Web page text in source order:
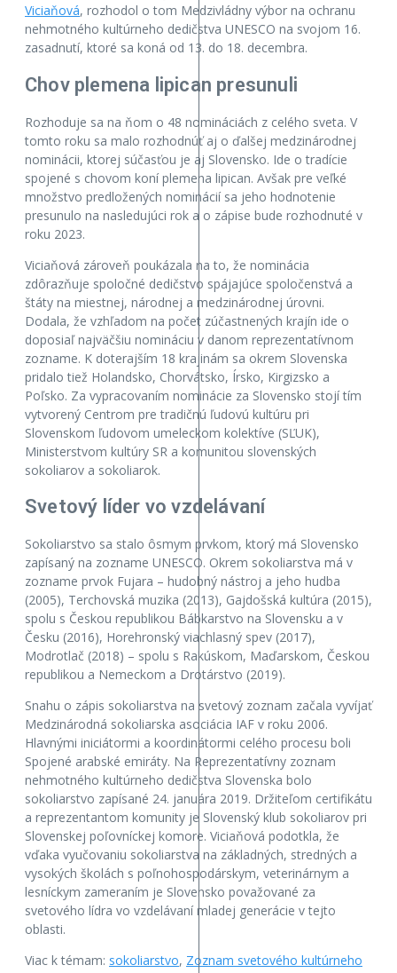
Viciaňová, rozhodol o tom Medzivládny výbor na ochranu
nehmotného kultúrneho dedičstva UNESCO na svojom 16.
zasadnutí, ktoré sa koná od 13. do 18. decembra.
Chov plemena lipican presunuli
Rozhoduje sa na ňom o 48 nomináciách z celého sveta. V
tomto roku sa malo rozhodnúť aj o ďalšej medzinárodnej
nominácii, ktorej súčasťou je aj Slovensko. Ide o tradície
spojené s chovom koní plemena lipican. Avšak pre veľké
množstvo predložených nominácií sa jeho hodnotenie
presunulo na nasledujúci rok a o zápise bude rozhodnuté v
roku 2023.
Viciaňová zároveň poukázala na to, že nominácia
zdôrazňuje spoločné dedičstvo spájajúce spoločenstvá a
štáty na miestnej, národnej a medzinárodnej úrovni.
Dodala, že vzhľadom na počet zúčastnených krajín ide o
doposiaľ najväčšiu nomináciu v danom reprezentatívnom
zozname. K doterajším 18 krajinám sa okrem Slovenska
pridalo tiež Holandsko, Chorvátsko, Írsko, Kirgizsko a
Poľsko. Za vypracovaním nominácie za Slovensko stojí tím
vytvorený Centrom pre tradičnú ľudovú kultúru pri
Slovenskom ľudovom umeleckom kolektíve (SĽUK),
Ministerstvom kultúry SR a komunitou slovenských
sokoliarov a sokoliarok.
Svetový líder vo vzdelávaní
Sokoliarstvo sa stalo ôsmym prvkom, ktorý má Slovensko
zapísaný na zozname UNESCO. Okrem sokoliarstva má v
zozname prvok Fujara – hudobný nástroj a jeho hudba
(2005), Terchovská muzika (2013), Gajdošská kultúra (2015),
spolu s Českou republikou Bábkarstvo na Slovensku a v
Česku (2016), Horehronský viachlasný spev (2017),
Modrotlač (2018) – spolu s Rakúskom, Maďarskom, Českou
republikou a Nemeckom a Drotárstvo (2019).
Snahu o zápis sokoliarstva na svetový zoznam začala vyvíjať
Medzinárodná sokoliarska asociácia IAF v roku 2006.
Hlavnými iniciátormi a koordinátormi celého procesu boli
Spojené arabské emiráty. Na Reprezentatívny zoznam
nehmotného kultúrneho dedičstva Slovenska bolo
sokoliarstvo zapísané 24. januára 2019. Držiteľom certifikátu
a reprezentantom komunity je Slovenský klub sokoliarov pri
Slovenskej poľovníckej komore. Viciaňová podotkla, že
vďaka vyučovaniu sokoliarstva na základných, stredných a
vysokých školách s poľnohospodárskym, veterinárnym a
lesníckym zameraním je Slovensko považované za
svetového lídra vo vzdelávaní mladej generácie v tejto
oblasti.
Viac k témam: sokoliarstvo, Zoznam svetového kultúrneho